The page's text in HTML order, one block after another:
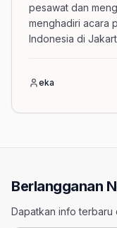
pesawat dan
menghadiri acara
Indonesia di
eka
Berlangganan
Dapatkan info terbaru